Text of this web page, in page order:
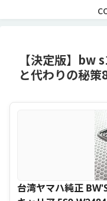
【決定版】bw
と代わりの秘策
台湾ヤマハ純正